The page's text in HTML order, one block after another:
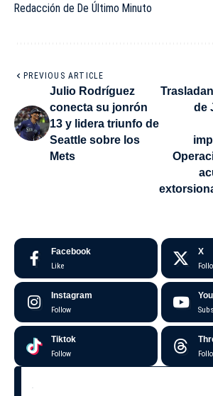
Redacción de De Último Minuto
PREVIOUS ARTICLE
Julio Rodríguez
conecta su jonrón
13 y lidera triunfo de
Seattle sobre los
Mets
de
Facebook
Like
X
Instagram
Follow
Tiktok
Follow